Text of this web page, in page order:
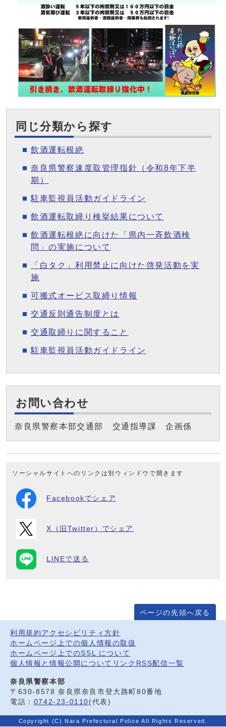
同じ分類から探す
飲酒運転根絶
奈良県警察速度取管理指針（令和8年下半
期）
駐車監視員活動ガイドライン
飲酒運転取締り検挙結果について
飲酒運転根絶に向けた「県内一斉飲酒検
問」の実施について
「白タク」利用禁止に向けた啓発活動を実
施
可搬式オービス取締り情報
交通反則通告制度とは
交通取締りに関すること
駐車監視員活動ガイドライン
お問い合わせ
奈良県警察本部交通部 交通指導課 企画係
ソーシャルサイトへのリンクは別ウィンドウで開きます
Facebookでシェア
X（旧Twitter）でシェア
LINEで送る
ページの先頭へ戻る
利用規約 アクセシビリティ方針
ホームページ上での個人情報の取扱
ホームページ上でのSSL について
個人情報と情報公開について リンク RSS配信一覧
奈良県警察本部
〒630-8578 奈良県奈良市登大路町80番地
電話： 0742-23-0110 (代表)
Copyright (C) Nara Prefectural Police All Rights Reserved.